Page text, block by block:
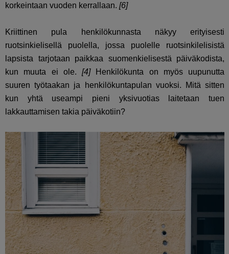
korkeintaan vuoden kerrallaan. [6]
Kriittinen pula henkilökunnasta näkyy erityisesti
ruotsinkielisellä puolella, jossa puolelle ruotsinkilelisistä
lapsista tarjotaan paikkaa suomenkielisestä päiväkodista,
kun muuta ei ole.[4]Henkilökunta on myös uupunutta
suuren työtaakan ja henkilökuntapulan vuoksi. Mitä sitten
kun yhtä useampi pieni yksivuotias laitetaan tuen
lakkauttamisen takia päiväkotiin?